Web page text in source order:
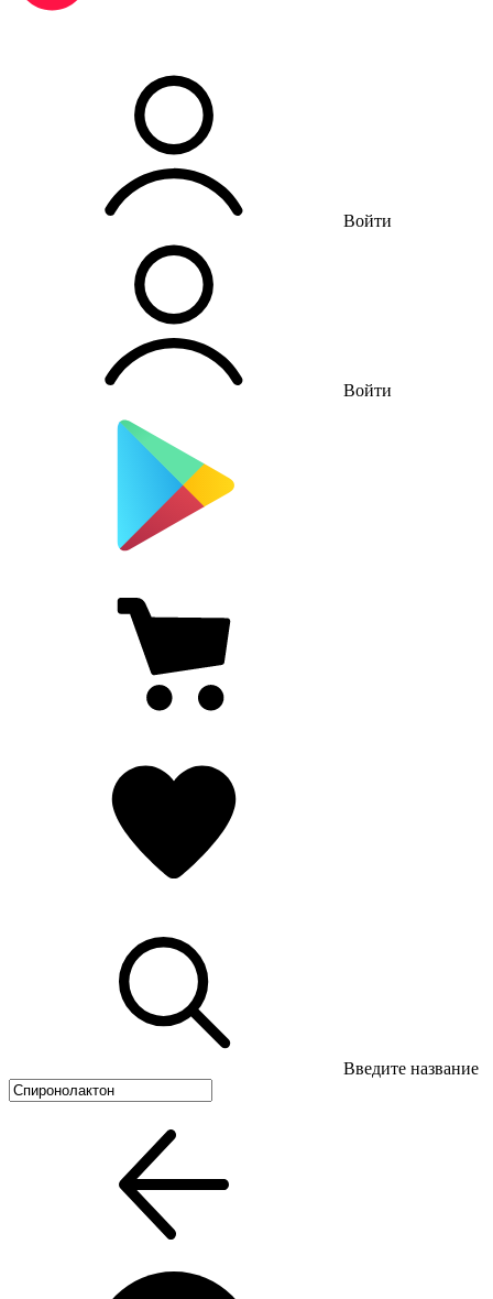
Войти
Войти
Введите название